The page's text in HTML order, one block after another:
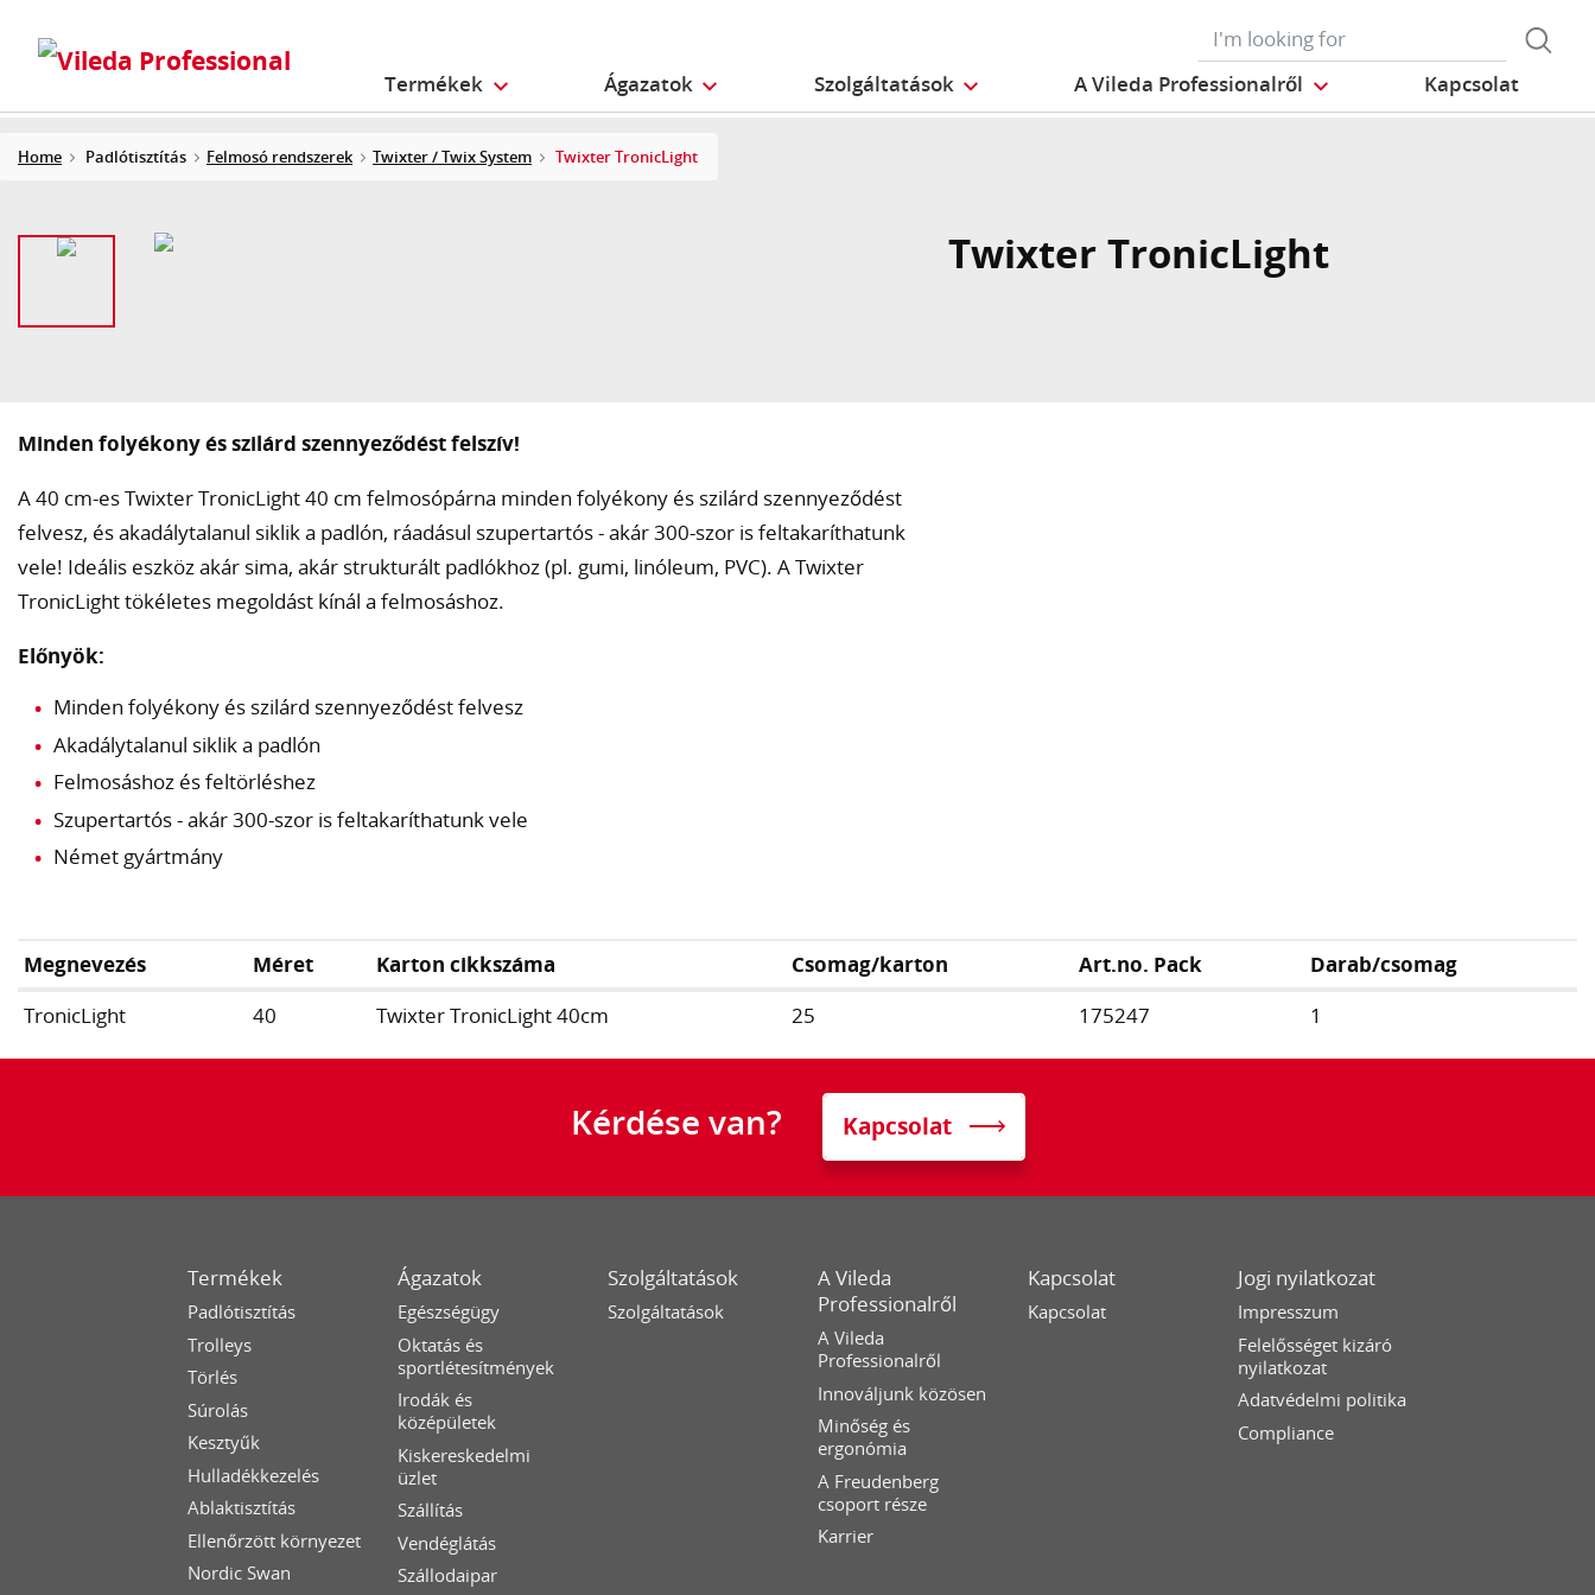
Termékek Ágazatok Szolgáltatások A Vileda Professionalről Kapcsolat
Home Padlótisztítás Felmosó rendszerek Twixter / Twix System Twixter TronicLight
Twixter TronicLight
Minden folyékony és szilárd szennyeződést felszív!
A 40 cm-es Twixter TronicLight 40 cm felmosópárna minden folyékony és szilárd szennyeződést
felvesz, és akadálytalanul siklik a padlón, ráadásul szupertartós - akár 300-szor is feltakaríthatunk
vele! Ideális eszköz akár sima, akár strukturált padlókhoz (pl. gumi, linóleum, PVC). A Twixter
TronicLight tökéletes megoldást kínál a felmosáshoz.
Előnyök:
Minden folyékony és szilárd szennyeződést felvesz
Akadálytalanul siklik a padlón
Felmosáshoz és feltörléshez
Szupertartós - akár 300-szor is feltakaríthatunk vele
Német gyártmány
Megnevezés Méret Karton cikkszáma Csomag/karton Art.no. Pack
Darab/csomag
TronicLight
40 Twixter TronicLight 40cm 25 175247 1
Kérdése van? Kapcsolat
Termékek
Padlótisztítás
Trolleys
Törlés
Súrolás
Kesztyűk
Hulladékkezelés
Ablaktisztítás
Ellenőrzött környezet
Nordic Swan
Ágazatok
Egészségügy
Oktatás és
sportlétesítmények
Irodák és
középületek
Kiskereskedelmi
üzlet
Szállítás
Vendéglátás
Szállodaipar
Szolgáltatások
Szolgáltatások
A Vileda
Professionalről
A Vileda
Professionalről
Innováljunk közösen
Minőség és
ergonómia
A Freudenberg
csoport része
Karrier
Kapcsolat
Kapcsolat
Jogi nyilatkozat
Impresszum
Felelősséget kizáró
nyilatkozat
Adatvédelmi politika
Compliance